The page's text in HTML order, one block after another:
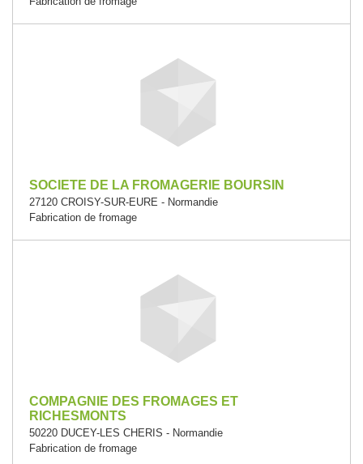
SOCIETE DE LA FROMAGERIE BOURSIN
27120 CROISY-SUR-EURE - Normandie
Fabrication de fromage
COMPAGNIE DES FROMAGES ET
RICHESMONTS
50220 DUCEY-LES CHERIS - Normandie
Fabrication de fromage